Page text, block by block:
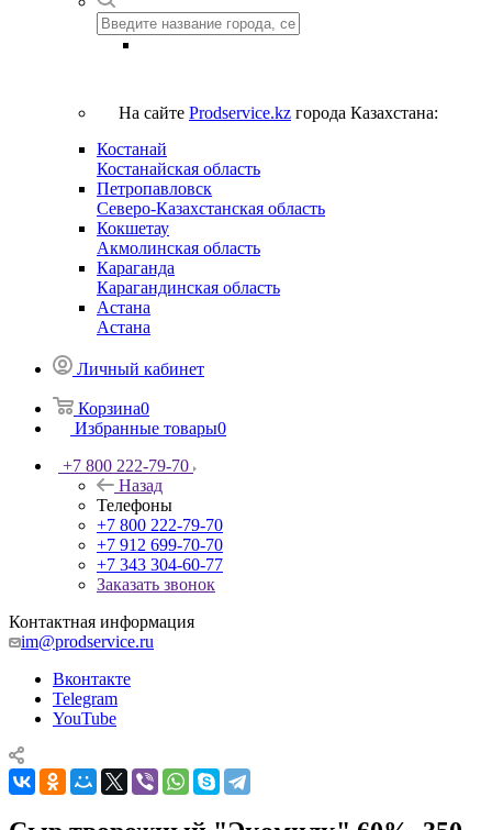
На сайте Prodservice.kz города Казахстана:
Костанай
Костанайская область
Петропавловск
Северо-Казахстанская область
Кокшетау
Акмолинская область
Караганда
Карагандинская область
Астана
Астана
Личный кабинет
Корзина0
Избранные товары0
+7 800 222-79-70
Назад
Телефоны
+7 800 222-79-70
+7 912 699-70-70
+7 343 304-60-77
Заказать звонок
Контактная информация
im@prodservice.ru
Вконтакте
Telegram
YouTube